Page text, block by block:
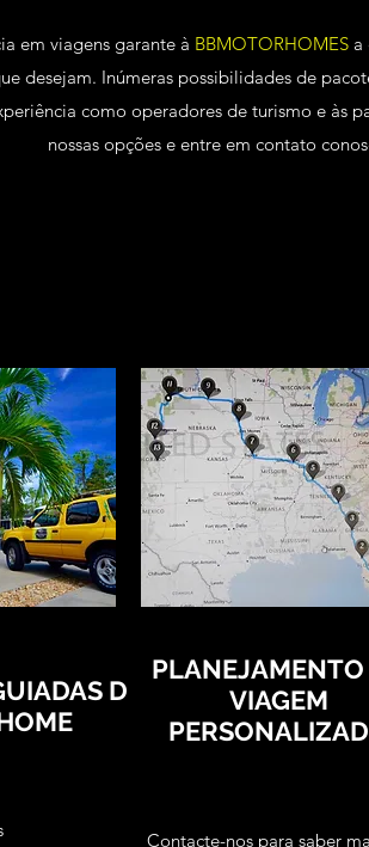
em viagens garante à BBMOTORHOMES a
desejam. Inúmeras possibilidades de
como operadores de turismo e às
nossas opções e entre em contato
DE
PLANEJAMENTO
VIAGEM
Contacte-nos para saber